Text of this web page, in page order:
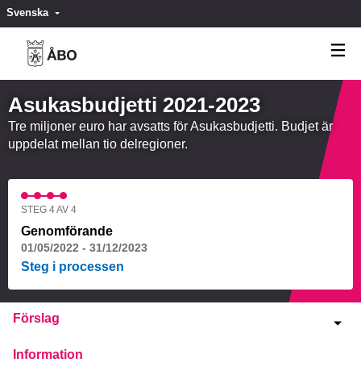
SvenskaValitse kieli
Asukasbudjetti 2021-2023
Tre miljoner euro har avsatts för Asukasbudjetti. Budjet är
uppdelat mellan tio delregioner.
STEG 4 AV 4
Genomförande
01/05/2022 - 31/12/2023
Steg i processen
Förslag
Information